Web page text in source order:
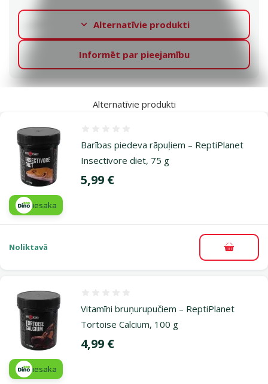
Alternatīvie produkti
Informēt par pieejamību
Alternatīvie produkti
Bar­ības piedeva rāpuļiem – ReptiPlanet
Insectivore diet, 75 g
Cena
5,99 €
iesaka
Noliktavā
Vitamīni bruņurupučiem – ReptiPlanet
Tortoise Calcium, 100 g
Cena
4,99 €
iesaka